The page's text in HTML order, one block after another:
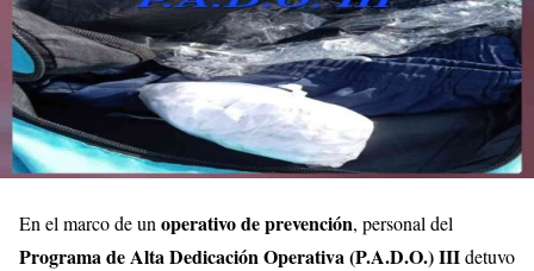
En el marco de un operativo de prevención, personal del
Programa de Alta Dedicación Operativa (P.A.D.O.) IIIdetuvo